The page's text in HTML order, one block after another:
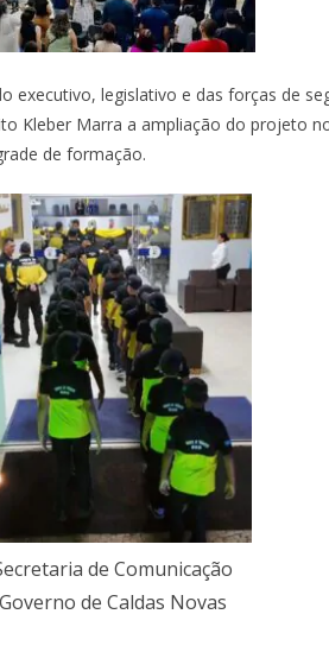
executivo, legislativo e das forças de
Kleber Marra a ampliação do projeto
de formação.
de Comunicação
Governo de Caldas Novas